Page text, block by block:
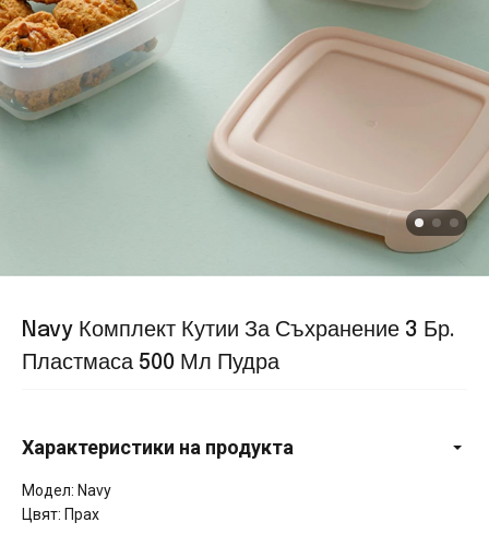
Navy Комплект Кутии За Съхранение 3 Бр.
Пластмаса 500 Мл Пудра
Характеристики на продукта
Модел: Navy
Цвят: Прах